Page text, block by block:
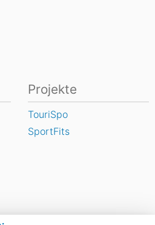
Projekte
TouriSpo
SportFits